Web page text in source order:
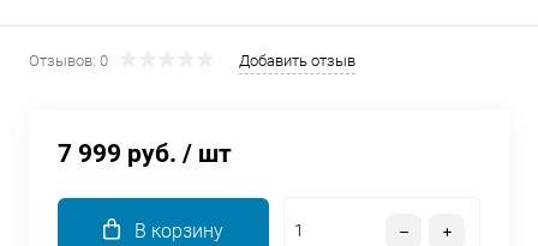
Отзывов: 0 Добавить отзыв
7 999 руб. / шт
В корзину